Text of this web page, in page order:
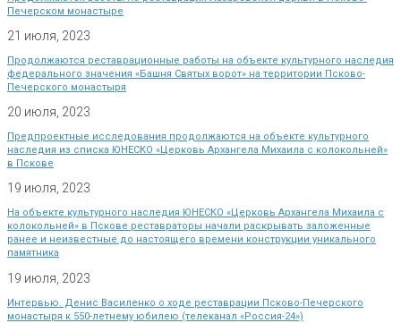
Печерском монастыре
21 июля, 2023
Продолжаются реставрационные работы на объекте культурного наследия
федерального значения «Башня Святых ворот» на территории Псково-
Печерского монастыря
20 июля, 2023
Предпроектные исследования продолжаются на объекте культурного
наследия из списка ЮНЕСКО «Церковь Архангела Михаила с колокольней»
в Пскове
19 июля, 2023
На объекте культурного наследия ЮНЕСКО «Церковь Архангела Михаила с
колокольней» в Пскове реставраторы начали раскрывать заложенные
ранее и неизвестные до настоящего времени конструкции уникального
памятника
19 июля, 2023
Интервью. Денис Василенко о ходе реставрации Псково-Печерского
монастыря к 550-летнему юбилею (телеканал «Россия-24»)